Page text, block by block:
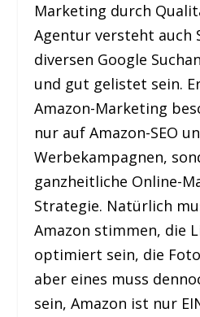
Marketing durch
Agentur versteht auch
diversen Google
und gut gelistet sein.
Amazon-Marketing
nur auf Amazon-SEO
Werbekampagnen,
ganzheitliche Online-
Strategie. Natürlich
Amazon stimmen, die
optimiert sein, die
aber eines muss
sein, Amazon ist nur